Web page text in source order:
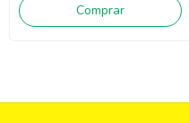
Comprar